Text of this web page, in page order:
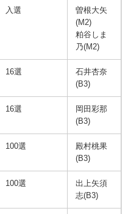
入選
曽根大矢
(M2)
粕谷しま
乃(M2)
16選
石井杏奈
(B3)
16選
岡田彩那
(B3)
100選
殿村桃果
(B3)
100選
出上矢須
志(B3)